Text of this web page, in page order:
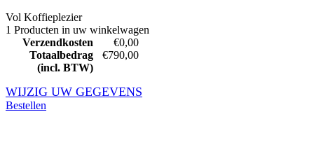
Vol Koffieplezier
1 Producten in uw winkelwagen
Verzendkosten
€0,00
Totaalbedrag
(incl. BTW)
€790,00
WIJZIG UW GEGEVENS
Bestellen